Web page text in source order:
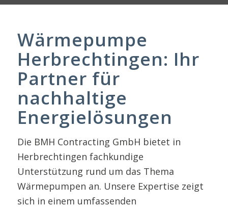
Wärmepumpe
Herbrechtingen: Ihr
Partner für
nachhaltige
Energielösungen
Die BMH Contracting GmbH bietet in
Herbrechtingen fachkundige
Unterstützung rund um das Thema
Wärmepumpen an. Unsere Expertise zeigt
sich in einem umfassenden